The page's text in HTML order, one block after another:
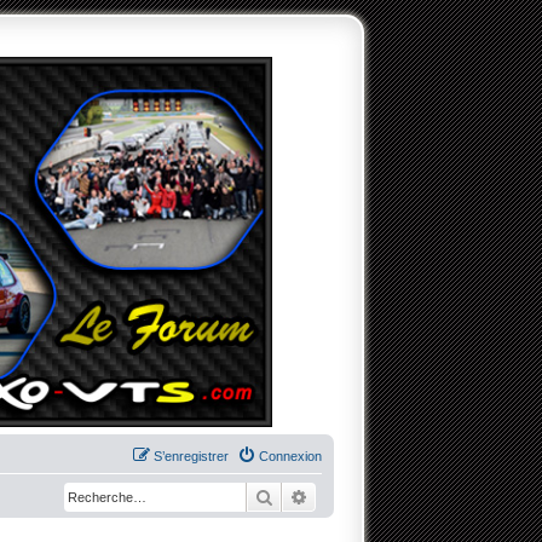
Connexion
S’enregistrer
RechercherRecherche avancée